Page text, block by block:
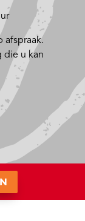
afspraak.
die u kan